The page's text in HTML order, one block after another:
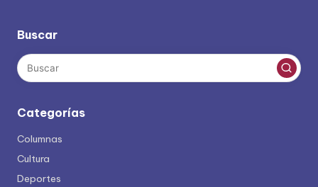
Buscar
Categorías
Columnas
Cultura
Deportes